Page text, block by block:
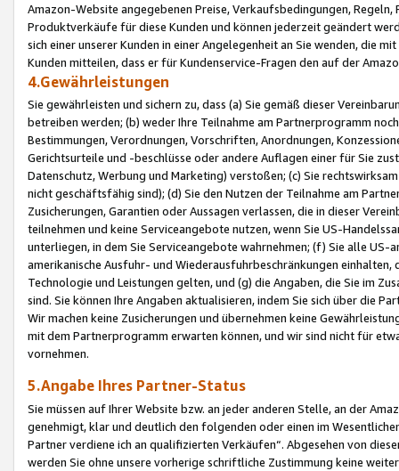
Amazon-Website angegebenen Preise, Verkaufsbedingungen,
Produktverkäufe für diese Kunden und können jederzeit geändert
sich einer unserer Kunden in einer Angelegenheit an Sie wenden, die
Kunden mitteilen, dass er für Kundenservice-Fragen den auf der
4.Gewährleistungen
Sie gewährleisten und sichern zu, dass (a) Sie gemäß dieser
betreiben werden; (b) weder Ihre Teilnahme am Partnerprogramm
Bestimmungen, Verordnungen, Vorschriften, Anordnungen,
Gerichtsurteile und -beschlüsse oder andere Auflagen einer für Sie
Datenschutz, Werbung und Marketing) verstoßen; (c) Sie
nicht geschäftsfähig sind); (d) Sie den Nutzen der Teilnahme am
Zusicherungen, Garantien oder Aussagen verlassen, die in dieser
teilnehmen und keine Serviceangebote nutzen, wenn Sie US-
unterliegen, in dem Sie Serviceangebote wahrnehmen; (f) Sie alle
amerikanische Ausfuhr- und Wiederausfuhrbeschränkungen
Technologie und Leistungen gelten, und (g) die Angaben, die Sie im
sind. Sie können Ihre Angaben aktualisieren, indem Sie sich über die
Wir machen keine Zusicherungen und übernehmen keine
mit dem Partnerprogramm erwarten können, und wir sind nicht für
vornehmen.
5.Angabe Ihres Partner-Status
Sie müssen auf Ihrer Website bzw. an jeder anderen Stelle, an der
genehmigt, klar und deutlich den folgenden oder einen im
Partner verdiene ich an qualifizierten Verkäufen“. Abgesehen von
werden Sie ohne unsere vorherige schriftliche Zustimmung keine